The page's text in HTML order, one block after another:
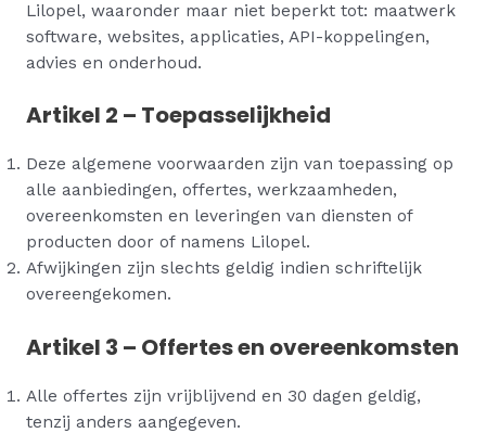
Lilopel, waaronder maar niet beperkt tot: maatwerk
software, websites, applicaties, API-koppelingen,
advies en onderhoud.
Artikel 2 – Toepasselijkheid
Deze algemene voorwaarden zijn van toepassing op
alle aanbiedingen, offertes, werkzaamheden,
overeenkomsten en leveringen van diensten of
producten door of namens Lilopel.
Afwijkingen zijn slechts geldig indien schriftelijk
overeengekomen.
Artikel 3 – Offertes en overeenkomsten
Alle offertes zijn vrijblijvend en 30 dagen geldig,
tenzij anders aangegeven.